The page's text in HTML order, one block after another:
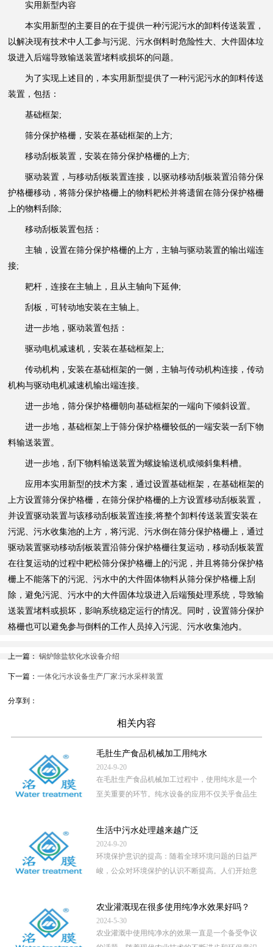
实用新型内容
本实用新型的主要目的在于提供一种污泥污水的卸料传送装置，
以解决现有技术中人工参与污泥、污水倒料时危险性大、大件固体垃
圾进入后端导致输送装置堵料或损坏的问题。
为了实现上述目的，本实用新型提供了一种污泥污水的卸料传送
装置，包括：
基础框架;
筛分保护格栅，安装在基础框架的上方;
移动刮板装置，安装在筛分保护格栅的上方;
驱动装置，与移动刮板装置连接，以驱动移动刮板装置沿筛分保
护格栅移动，将筛分保护格栅上的物料耙松并将遗留在筛分保护格栅
上的物料刮除;
移动刮板装置包括：
主轴，设置在筛分保护格栅的上方，主轴与驱动装置的输出端连
接;
耙杆，连接在主轴上，且从主轴向下延伸;
刮板，可转动地安装在主轴上。
进一步地，驱动装置包括：
驱动电机减速机，安装在基础框架上;
传动机构，安装在基础框架的一侧，主轴与传动机构连接，传动
机构与驱动电机减速机输出端连接。
进一步地，筛分保护格栅朝向基础框架的一端向下倾斜设置。
进一步地，基础框架上于筛分保护格栅较低的一端安装一刮下物
料输送装置。
进一步地，刮下物料输送装置为螺旋输送机或倾斜集料槽。
应用本实用新型的技术方案，通过设置基础框架，在基础框架的
上方设置筛分保护格栅，在筛分保护格栅的上方设置移动刮板装置，
并设置驱动装置与该移动刮板装置连接;将整个卸料传送装置安装在
污泥、污水收集池的上方，将污泥、污水倒在筛分保护格栅上，通过
驱动装置驱动移动刮板装置沿筛分保护格栅往复运动，移动刮板装置
在往复运动的过程中耙松筛分保护格栅上的污泥，并且将筛分保护格
栅上不能落下的污泥、污水中的大件固体物料从筛分保护格栅上刮
除，避免污泥、污水中的大件固体垃圾进入后端预处理系统，导致输
送装置堵料或损坏，影响系统稳定运行的情况。同时，设置筛分保护
格栅也可以避免参与倒料的工作人员掉入污泥、污水收集池内。
上一篇： 锅炉除盐软化水设备介绍
下一篇：一体化污水设备生产厂家:污水采样装置
分享到：
相关内容
毛肚生产食品机械加工用纯水
2024-9-20
在毛肚生产食品机械加工过程中，使用纯水是一个
至关重要的环节。纯水设备的应用不仅关乎食品生
生活中污水处理越来越广泛
2024-9-20
环境保护意识的提高：随着全球环境问题的日益严
峻，公众对环境保护的认识不断提高。人们开始意
农业灌溉现在很多使用纯净水效果好吗？
2024-5-30
农业灌溉中使用纯净水的效果一直是一个备受争议